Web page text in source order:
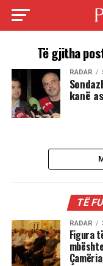
Të gjitha
RADAR
kanë
TË
RADAR
Figura
Çamëria